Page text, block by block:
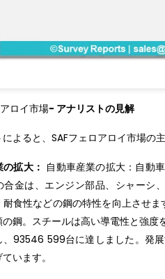
ロイ市場- アナリストの見解
よると、SAFフェロアロイ市場の
拡大： 自動車産業の拡大：自動
合金は、エンジン部品、シャーシ
耐食性などの鋼の特性を向上させ
鋼。スチールは高い導電性と強
、93546 599台に達しました。発
います。